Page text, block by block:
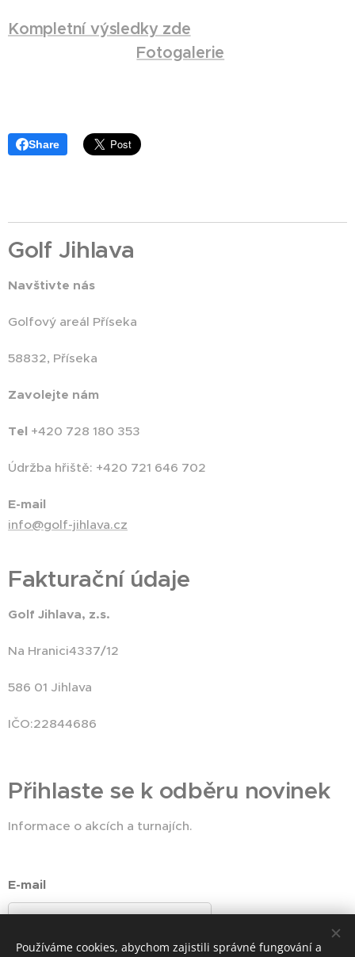
Kompletní výsledky zde
Fotogalerie
Share
Golf Jihlava
Navštivte nás
Golfový areál Příseka
58832, Příseka
Zavolejte nám
Tel +420 728 180 353
Údržba hřiště: +420 721 646 702
E-mail
info@golf-jihlava.cz
Fakturační údaje
Golf Jihlava, z.s.
Na Hranici4337/12
586 01 Jihlava
IČO:22844686
Přihlaste se k odběru novinek
Informace o akcích a turnajích.
E-mail
Používáme cookies, abychom zajistili správné fungování a